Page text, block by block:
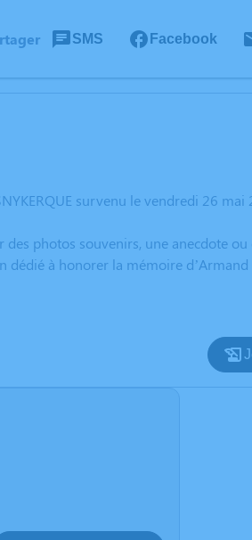
SMS Facebook
survenu le vendredi 26
photos souvenirs, une anecdote
à honorer la mémoire d’Armand